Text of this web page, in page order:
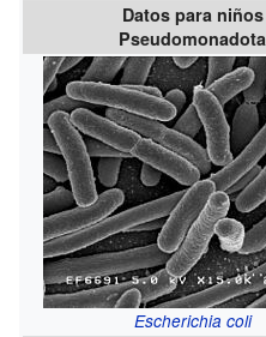
Datos para niños
Pseudomonadota
Escherichia coli